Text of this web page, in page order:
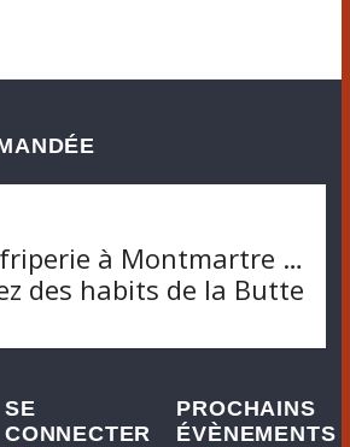
à Montmartre …
des habits de la Butte
SE
CONNECTER
PROCHAINS
ÉVÈNEMENTS